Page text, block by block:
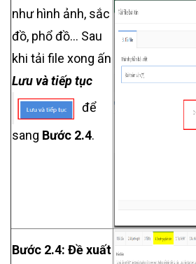
như hình ảnh, sắc
đồ, phổ đồ... Sau
khi tải file xong ấn
Lưu và tiếp tục
để
sang Bước 2.4.
Bước 2.4: Đề xuất